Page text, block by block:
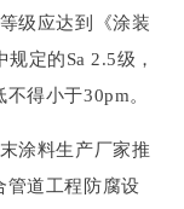
级应达到《涂装
定的Sa 2.5级，
得小于30pm。
涂料生产厂家推
管道工程防腐设